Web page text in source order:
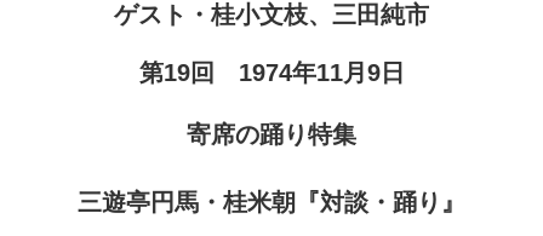
ゲスト・桂小文枝、三田純市
第19回 1974年11月9日
寄席の踊り特集
三遊亭円馬・桂米朝『対談・踊り』